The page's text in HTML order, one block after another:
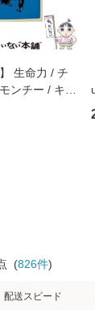
】 生命力 / チ
ンチー / キュ
ード [CD]
便送料無料】
(826件)
配送スピード